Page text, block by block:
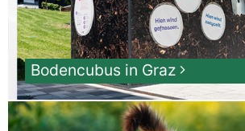
Bodencubus in Graz